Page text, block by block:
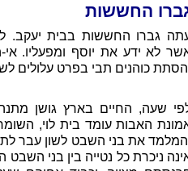
החששות
גברו החששות בבית יעקב.
לא ידע את יוסף ומפעליו.
כוהנים תבי בפרט עלולים
שעה, החיים בארץ גושן
האבות עומד בית לוי,
את בני השבט לשון עבר
ניכרת כל נטייה בין בני